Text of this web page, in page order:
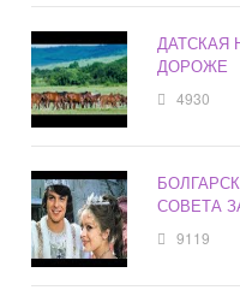
ДАТСКАЯ
ДОРОЖЕ
4930
СОВЕТА
9119